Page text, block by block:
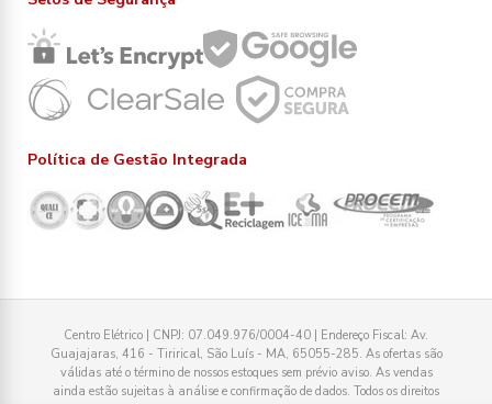
Política de Gestão Integrada
Centro Elétrico | CNPJ: 07.049.976/0004-40 | Endereço Fiscal: Av.
Guajajaras, 416 - Tirirical, São Luís - MA, 65055-285. As ofertas são
válidas até o término de nossos estoques sem prévio aviso. As vendas
ainda estão sujeitas à análise e confirmação de dados. Todos os direitos